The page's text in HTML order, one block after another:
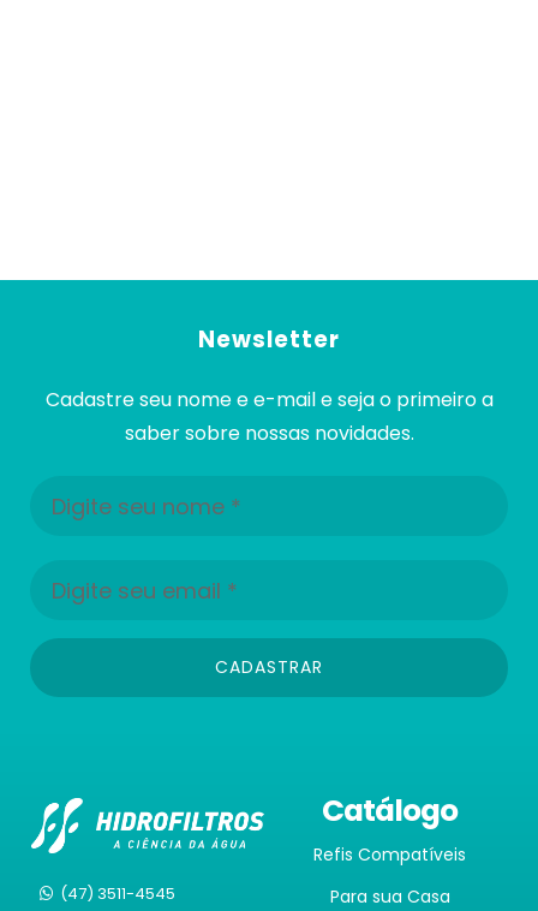
Newsletter
Cadastre seu nome e e-mail e seja o primeiro a
saber sobre nossas novidades.
CADASTRAR
(47) 3511-4545
Catálogo
Refis Compatíveis
Para sua Casa